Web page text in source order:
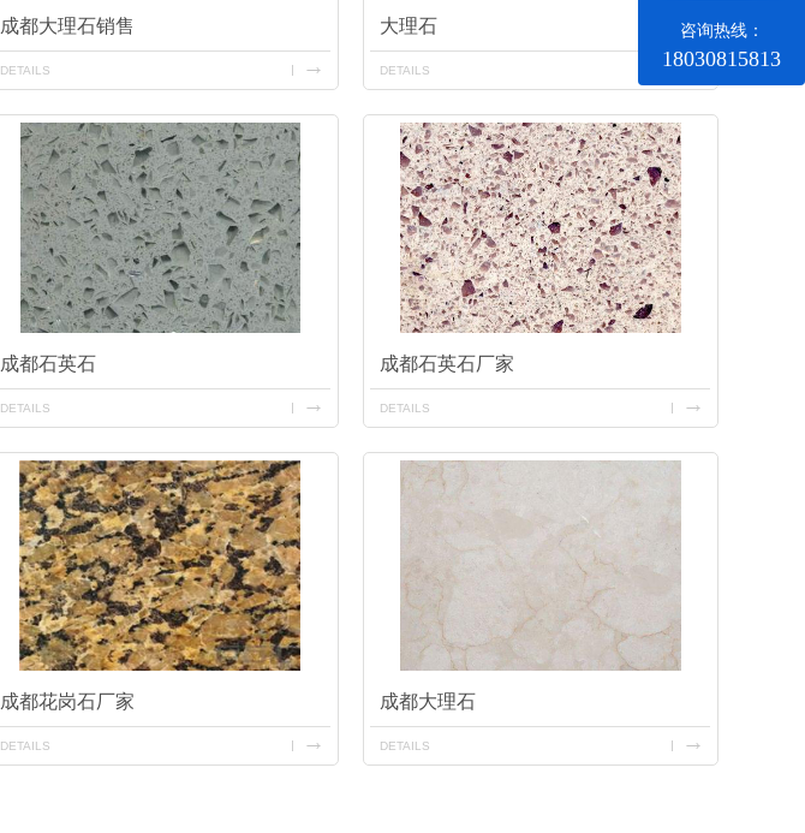
成都大理石销售
DETAILS
大理石
DETAILS
成都石英石
DETAILS
成都石英石厂家
DETAILS
成都花岗石厂家
DETAILS
成都大理石
DETAILS
咨询热线：
18030815813